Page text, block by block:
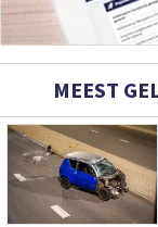
MEEST